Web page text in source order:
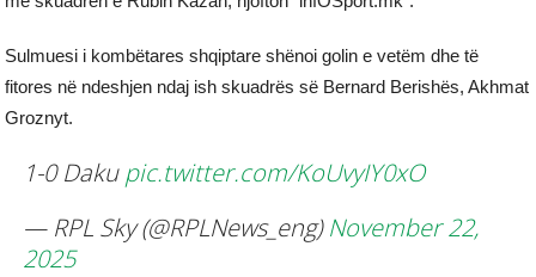
Sulmuesi i kombëtares shqiptare shënoi golin e vetëm dhe të
fitores në ndeshjen ndaj ish skuadrës së Bernard Berishës, Akhmat
Groznyt.
1-0 Dakupic.twitter.com/KoUvyIY0xO
— RPL Sky (@RPLNews_eng)November 22,
2025